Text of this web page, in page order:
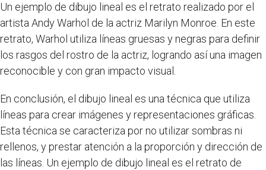
Un ejemplo de dibujo lineal es el retrato realizado por el
artista Andy Warhol de la actriz Marilyn Monroe. En este
retrato, Warhol utiliza líneas gruesas y negras para definir
los rasgos del rostro de la actriz, logrando así una imagen
reconocible y con gran impacto visual.
En conclusión, el dibujo lineal es una técnica que utiliza
líneas para crear imágenes y representaciones gráficas.
Esta técnica se caracteriza por no utilizar sombras ni
rellenos, y prestar atención a la proporción y dirección de
las líneas. Un ejemplo de dibujo lineal es el retrato de